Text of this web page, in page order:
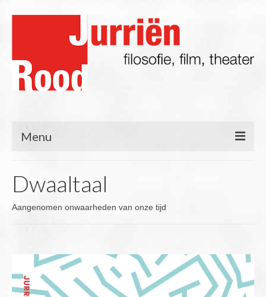
Menu
Blog
Theater
Overige publicaties
Dwaaltaal
Aangenomen onwaarheden van onze tijd